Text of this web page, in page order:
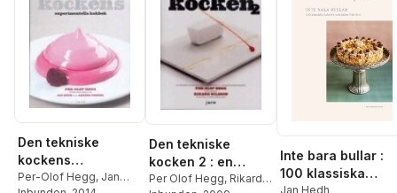
Den tekniske
kockens
experimentella
Per-Olof Hegg, Jan
Den tekniske
kocken 2 : en
kokbok om
Per Olof Hegg, Rikard
Inte bara bullar :
100 klassiska
Jan Hedh